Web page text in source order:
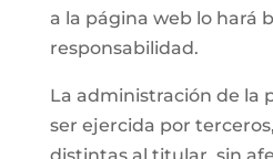
a la página web lo hará
responsabilidad.
La administración de la
ser ejercida por